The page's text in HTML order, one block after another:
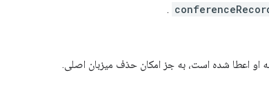
.
او اعطا شده است، به جز امکان حذف میزبان اصلی.